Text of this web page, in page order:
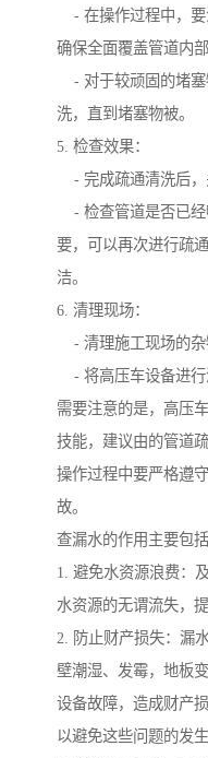
- 在操作过程中，要
确保全面覆盖管道内
- 对于较顽固的堵塞
洗，直到堵塞物被。
5. 检查效果：
- 完成疏通清洗后，
- 检查管道是否已经
要，可以再次进行疏
洁。
6. 清理现场：
- 清理施工现场的杂
- 将高压车设备进行
需要注意的是，高压
技能，建议由的管道
操作过程中要严格遵
故。
查漏水的作用主要包
1. 避免水资源浪费：
水资源的无谓流失，
2. 防止财产损失：漏
壁潮湿、发霉，地板
设备故障，造成财产
以避免这些问题的发